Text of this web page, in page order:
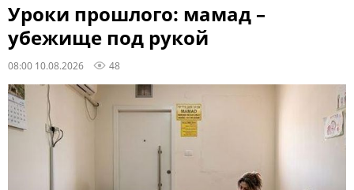
Уроки прошлого: мамад –
убежище под рукой
08:00 10.08.2026 48